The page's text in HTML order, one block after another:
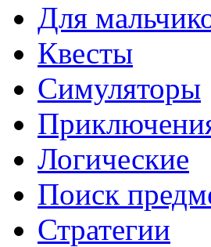
Для
Квесты
Симуляторы
Логические
Поиск
Стратегии